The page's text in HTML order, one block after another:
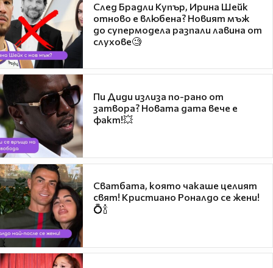
След Брадли Купър, Ирина Шейк
отново е влюбена? Новият мъж
до супермодела разпали лавина от
слухове🧐
Пи Диди излиза по-рано от
затвора? Новата дата вече е
факт!💥
Сватбата, която чакаше целият
свят! Кристиано Роналдо се жени!
💍🍾